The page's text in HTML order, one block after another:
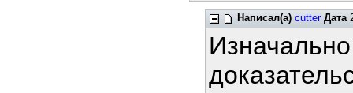
Написал(а) cutter Дата